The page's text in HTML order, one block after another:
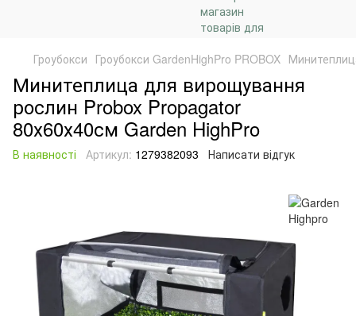
Гроубокси Гроубокси GardenHighPro PROBOX
Минитеплица для вирощування
рослин Probox Propagator
80х60х40см Garden HighPro
В наявності Артикул: 1279382093 Написати відгук